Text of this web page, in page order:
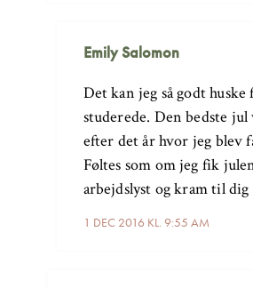
Emily Salomon
1 DEC 2016 KL. 9:55 AM
Det kan jeg så godt huske
studerede. Den bedste jul
efter det år hvor jeg blev
Føltes som om jeg fik
arbejdslyst og kram til dig